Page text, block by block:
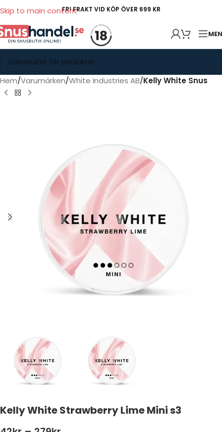
Skip to main contentFRI FRAKT VID KÖP ÖVER 699 KR
Hem Varumärken White Industries AB Kelly White Snus
Kelly White Strawberry Lime Mini s3